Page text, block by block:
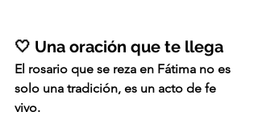
🤍 Una oración que te llega
El rosario que se reza en Fátima no es
solo una tradición, es un acto de fe
vivo.